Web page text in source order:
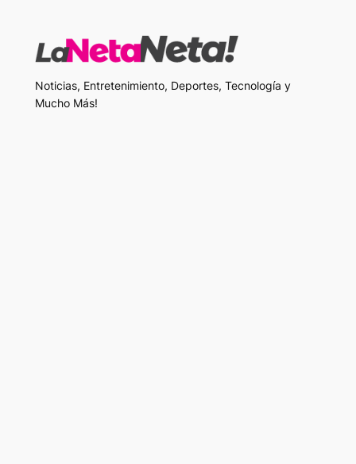
Noticias, Entretenimiento, Deportes, Tecnología y
Mucho Más!